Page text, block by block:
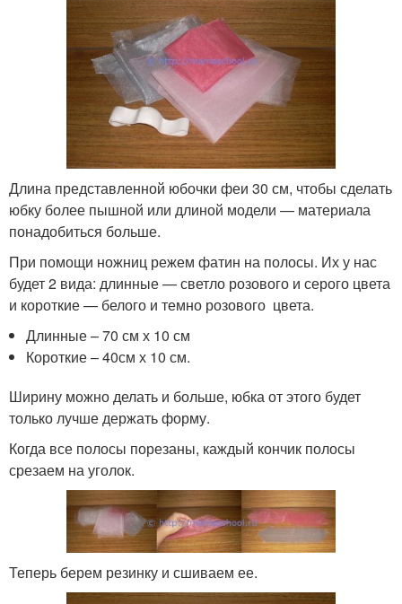
Длина представленной юбочки феи 30 см, чтобы сделать
юбку более пышной или длиной модели — материала
понадобиться больше.
При помощи ножниц режем фатин на полосы. Их у нас
будет 2 вида: длинные — светло розового и серого цвета
и короткие — белого и темно розового цвета.
Длинные – 70 см х 10 см
Короткие – 40см х 10 см.
Ширину можно делать и больше, юбка от этого будет
только лучше держать форму.
Когда все полосы порезаны, каждый кончик полосы
срезаем на уголок.
Теперь берем резинку и сшиваем ее.